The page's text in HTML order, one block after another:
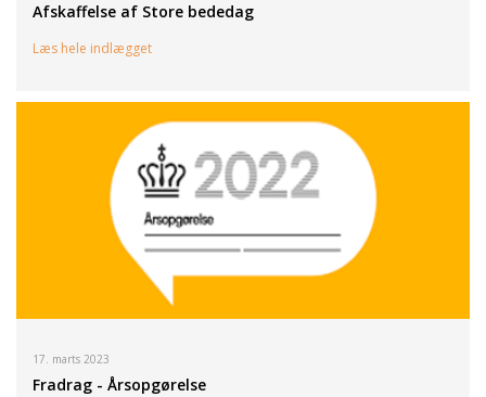
Afskaffelse af Store bededag
Læs hele indlægget
17. marts 2023
Fradrag - Årsopgørelse